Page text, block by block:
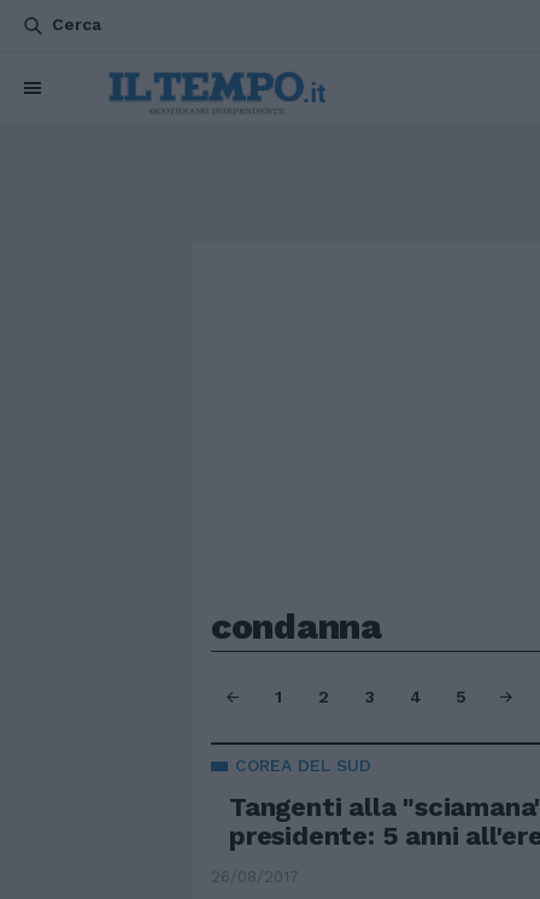
Cerca
condanna
1 2 3 4 5
COREA DEL SUD
Tangenti alla
presidente: 5 anni
26/08/2017